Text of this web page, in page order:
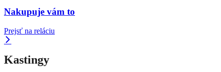
Nakupuje vám to
Prejsť na reláciu
Kastingy